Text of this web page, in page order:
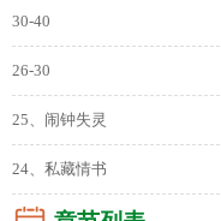
30-40
26-30
25、闹钟失灵
24、私藏情书